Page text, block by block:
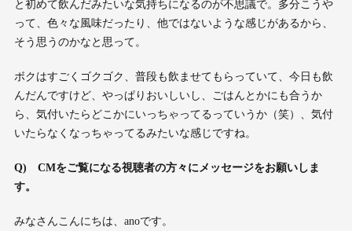
と初めて飲んだみたいな気持ちになるのが不思議で。多分こうや
って、色々な風味だったり、他ではないような感じがあるから、
そう思うのかなと思って。
ボクはすごくゴクゴク、普段も飲ませてもらっていて、今日も飲
んだんですけど、やっぱりおいしいし、ごはんとかにも合うか
ら、気付いたらどこかにいっちゃってるっていうか（笑）、気付
いたらなくなっちゃってるみたいな感じですね。
Q) CMをご覧になる視聴者の方々にメッセージをお願いしま
す。
みなさんこんにちは、anoです。